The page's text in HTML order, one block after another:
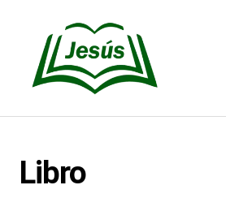
contenido
Libro